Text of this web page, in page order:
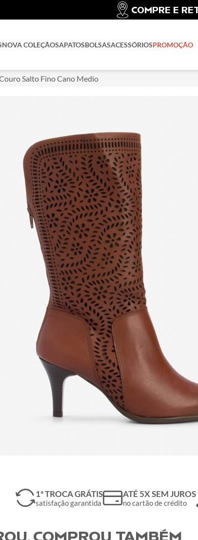
COMPRE E
NOVA COLEÇÃOSAPATOSBOLSASACESSÓRIOSPROMOÇÃO
Salto Fino Cano Medio
1ª TROCA GRÁTIS
satisfação garantida
ATÉ 5X SEM JUROS
no cartão de crédito
COMPROU TAMBÉM​